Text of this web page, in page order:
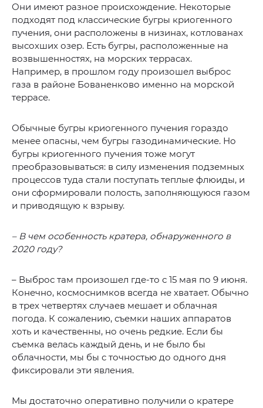
Они имеют разное происхождение. Некоторые
подходят под классические бугры криогенного
пучения, они расположены в низинах, котлованах
высохших озер. Есть бугры, расположенные на
возвышенностях, на морских террасах.
Например, в прошлом году произошел выброс
газа в районе Бованенково именно на морской
террасе.
Обычные бугры криогенного пучения гораздо
менее опасны, чем бугры газодинамические. Но
бугры криогенного пучения тоже могут
преобразовываться: в силу изменения подземных
процессов туда стали поступать теплые флюиды, и
они сформировали полость, заполняющуюся газом
и приводящую к взрыву.
– В чем особенность кратера, обнаруженного в
2020 году?
– Выброс там произошел где-то с 15 мая по 9 июня.
Конечно, космоснимков всегда не хватает. Обычно
в трех четвертях случаев мешает и облачная
погода. К сожалению, съемки наших аппаратов
хоть и качественны, но очень редкие. Если бы
съемка велась каждый день, и не было бы
облачности, мы бы с точностью до одного дня
фиксировали эти явления.
Мы достаточно оперативно получили о кратере